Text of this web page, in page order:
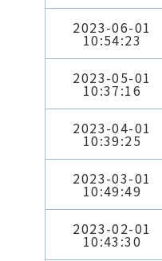
2023-06-01
10:54:23
2023-05-01
10:37:16
2023-04-01
10:39:25
2023-03-01
10:49:49
2023-02-01
10:43:30